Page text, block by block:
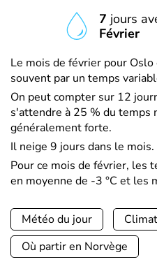
7 jours
Février
Le mois de février pour
souvent par un temps
On peut compter sur 12
s'attendre à 25 % du temps
généralement forte.
Il neige 9 jours dans le mois.
Pour ce mois de février, les
en moyenne de -3 °C et les
Météo du jour
Où partir en Norvège